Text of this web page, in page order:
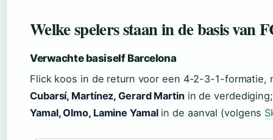
Welke spelers staan in de basis van
Verwachte basiself Barcelona
Flick koos in de return voor een 4-2-3-1-formatie,
Cubarsí, Martínez, Gerard Martinin de
Yamal, Olmo, Lamine Yamalin de aanval (volgens